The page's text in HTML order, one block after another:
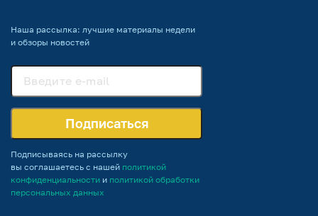
Наша рассылка: лучшие материалы недели
и обзоры новостей
Подписаться
Подписываясь на рассылку
вы соглашаетесь с нашей политикой
конфиденциальности и политикой обработки
персональных данных